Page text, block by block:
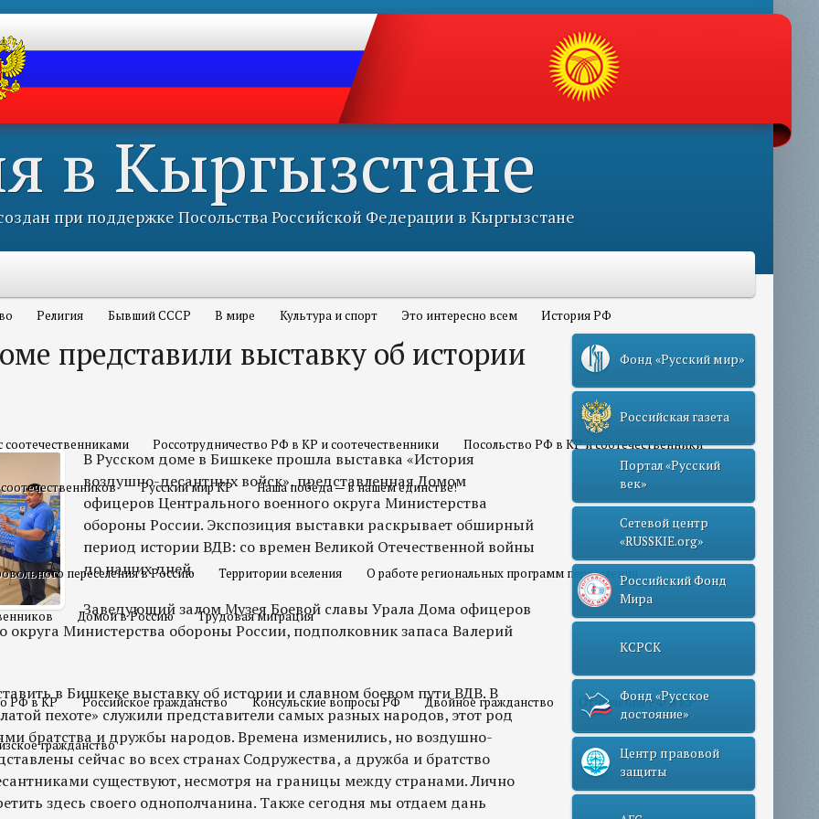
в Кыргызстане
при поддержке Посольства Российской Федерации в Кыргызстане
Религия Бывший СССР В мире Культура и спорт Это интересно всем История РФ
соотечественниками Россотрудничество РФ в КР и соотечественники Посольство РФ в КР и соотечественники
Русский мир КР Наша победа — в нашем единстве!
переселения в Россию Территории вселения О работе региональных программ переселения
Домой в Россию Трудовая миграция
РФ в КР Российское гражданство Консульские вопросы РФ Двойное гражданство Отношения РФ и КР
гражданство
представили выставку об истории
В Русском доме в Бишкеке прошла выставка «История
воздушно-десантных войск», представленная Домом
офицеров Центрального военного округа Министерства
обороны России. Экспозиция выставки раскрывает обширный
период истории ВДВ: со времен Великой Отечественной войны
до наших дней.
Заведующий залом Музея Боевой славы Урала Дома офицеров
округа Министерства обороны России, подполковник запаса Валерий
в Бишкеке выставку об истории и славном боевом пути ВДВ. В
пехоте» служили представители самых разных народов, этот род
братства и дружбы народов. Времена изменились, но воздушно-
сейчас во всех странах Содружества, а дружба и братство
существуют, несмотря на границы между странами. Лично
здесь своего однополчанина. Также сегодня мы отдаем дань
Фонд «Русский мир»
Российская газета
Портал «Русский
век»
Сетевой центр
«RUSSKIE.org»
Российский Фонд
Мира
КСРСК
Фонд «Русское
достояние»
Центр правовой
защиты